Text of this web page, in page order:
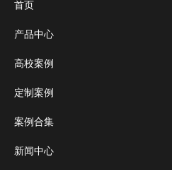
首页
产品中心
高校案例
定制案例
案例合集
新闻中心